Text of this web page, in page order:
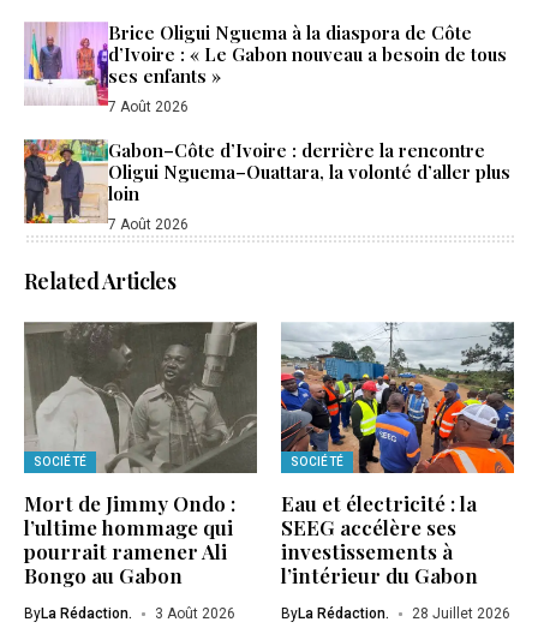
Brice Oligui Nguema à la diaspora de Côte
d’Ivoire : « Le Gabon nouveau a besoin de tous
ses enfants »
7 Août 2026
Gabon–Côte d’Ivoire : derrière la rencontre
Oligui Nguema–Ouattara, la volonté d’aller plus
loin
7 Août 2026
Related Articles
SOCIÉTÉ
Mort de Jimmy Ondo :
l’ultime hommage qui
pourrait ramener Ali
Bongo au Gabon
ByLa Rédaction. 3 Août 2026
SOCIÉTÉ
Eau et électricité : la
SEEG accélère ses
investissements à
l’intérieur du Gabon
ByLa Rédaction. 28 Juillet 2026